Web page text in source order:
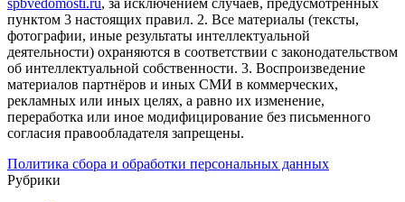
spbvedomosti.ru, за исключением случаев, предусмотренных
пунктом 3 настоящих правил. 2. Все материалы (тексты,
фотографии, иные результаты интеллектуальной
деятельности) охраняются в соответствии с законодательством
об интеллектуальной собственности. 3. Воспроизведение
материалов партнёров и иных СМИ в коммерческих,
рекламных или иных целях, а равно их изменение,
переработка или иное модифицирование без письменного
согласия правообладателя запрещены.
Политика сбора и обработки персональных данных
Рубрики